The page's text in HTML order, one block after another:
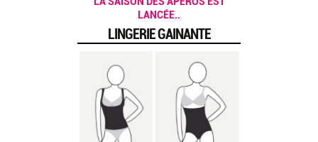
LANCÉE..
DIT ?
LINGERIE GAINANTE